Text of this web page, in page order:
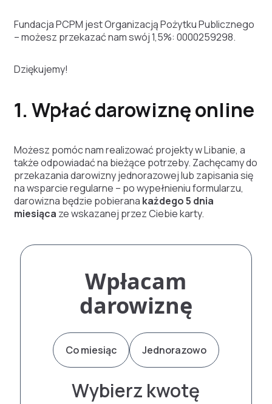
Fundacja PCPM jest Organizacją Pożytku Publicznego
– możesz przekazać nam swój 1,5%: 0000259298.
Dziękujemy!
1. Wpłać darowiznę online
Możesz pomóc nam realizować projekty w Libanie, a
także odpowiadać na bieżące potrzeby. Zachęcamy do
przekazania darowizny jednorazowej lub zapisania się
na wsparcie regularne – po wypełnieniu formularzu,
darowizna będzie pobierana każdego 5 dnia
miesiąca ze wskazanej przez Ciebie karty.
Wpłacam
darowiznę
Co miesiąc Jednorazowo
Wybierz kwotę